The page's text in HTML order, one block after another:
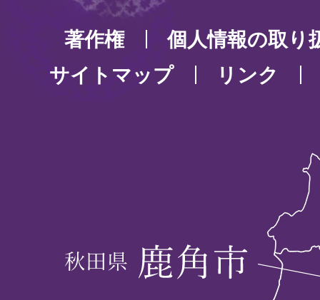
著作権
個人情報の取り
サイトマップ
リンク